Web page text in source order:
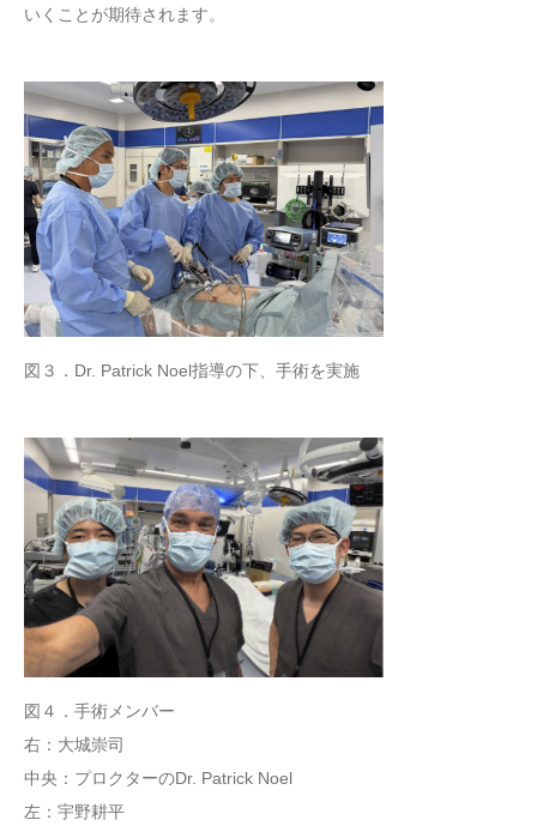
いくことが期待されます。
図３．Dr. Patrick Noel指導の下、手術を実施
図４．手術メンバー
右：大城崇司
中央：プロクターのDr. Patrick Noel
左：宇野耕平